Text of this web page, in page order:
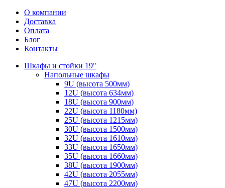
О компании
Доставка
Оплата
Блог
Контакты
Шкафы и стойки 19"
Напольные шкафы
9U (высота 500мм)
12U (высота 634мм)
18U (высота 900мм)
22U (высота 1180мм)
25U (высота 1215мм)
30U (высота 1500мм)
32U (высота 1610мм)
33U (высота 1650мм)
35U (высота 1660мм)
38U (высота 1900мм)
42U (высота 2055мм)
47U (высота 2200мм)